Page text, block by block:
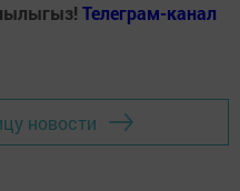
Телеграм-канал
новости